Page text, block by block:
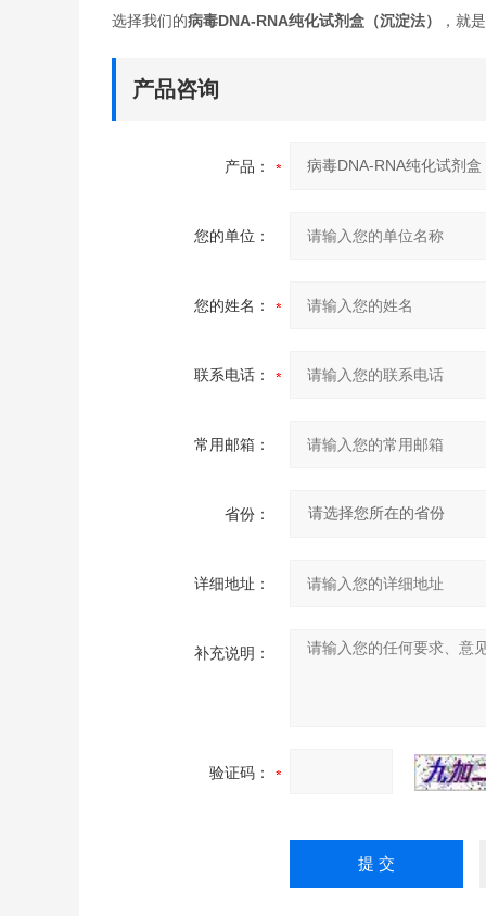
选择我们的病毒DNA-RNA纯化试剂盒（沉淀法） ，就
产品咨询
产品：
您的单位：
您的姓名：
联系电话：
常用邮箱：
省份：
详细地址：
补充说明：
验证码：